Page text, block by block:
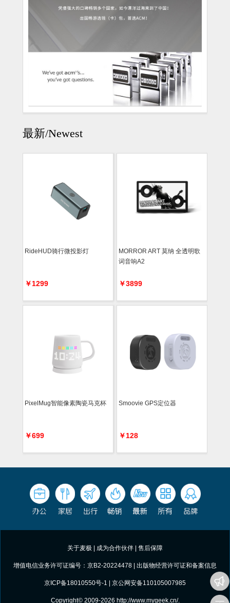
最新/Newest
RideHUD骑行微投影灯
￥1299
MORROR ART 莫纳 全透明歌
词音响A2
￥3899
PixelMug智能像素陶瓷马克杯
￥699
Smoovie GPS定位器
￥128
关于麦极 成为合作伙伴 售后保障
增值电信业务许可证编号：京B2-20224478 | 出版物经营许可证和备案信息
京ICP备18010550号-1 | 京公网安备110105007985
Copyright© 2009-2026 http://www.mygeek.cn/.